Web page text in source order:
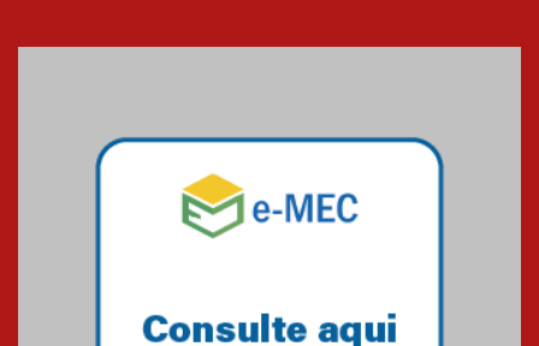
Mackenzie mobiliza campanha
solidária para apoiar famílias em
Minas Gerais
Primeiro culto do ano ressalta o